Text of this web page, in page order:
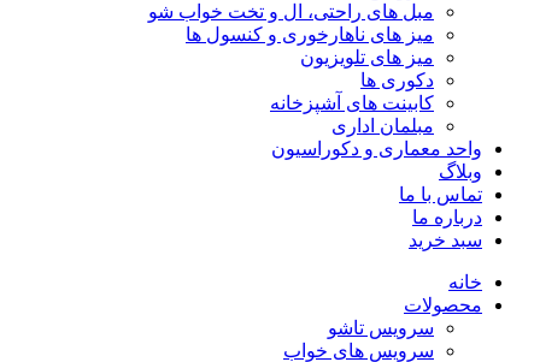
مبل های راحتی، ال و تخت خواب شو
میز های ناهارخوری و کنسول ها
میز های تلویزیون
دکوری ها
کابینت های آشپزخانه
مبلمان اداری
واحد معماری و دکوراسیون
وبلاگ
تماس با ما
درباره ما
سبد خرید
خانه
محصولات
سرویس تاشو
سرویس های خواب